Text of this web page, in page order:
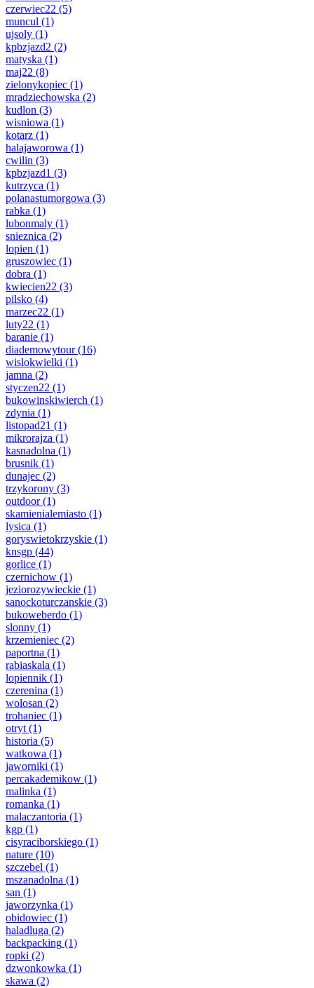
czerwiec22 (5)
muncul (1)
ujsoly (1)
kpbzjazd2 (2)
matyska (1)
maj22 (8)
zielonykopiec (1)
mradziechowska (2)
kudlon (3)
wisniowa (1)
kotarz (1)
halajaworowa (1)
cwilin (3)
kpbzjazd1 (3)
kutrzyca (1)
polanastumorgowa (3)
rabka (1)
lubonmaly (1)
snieznica (2)
lopien (1)
gruszowiec (1)
dobra (1)
kwiecien22 (3)
pilsko (4)
marzec22 (1)
luty22 (1)
baranie (1)
diademowytour(16)
wislokwielki (1)
jamna (2)
styczen22 (1)
bukowinskiwierch (1)
zdynia (1)
listopad21 (1)
mikrorajza (1)
kasnadolna (1)
brusnik (1)
dunajec (2)
trzykorony (3)
outdoor(1)
skamienialemiasto (1)
lysica (1)
goryswietokrzyskie (1)
knsgp (44)
gorlice (1)
czernichow (1)
jeziorozywieckie (1)
sanockoturczanskie (3)
bukoweberdo (1)
slonny (1)
krzemieniec (2)
paportna (1)
rabiaskala (1)
lopiennik (1)
czerenina (1)
wolosan (2)
trohaniec (1)
otryt (1)
historia (5)
watkowa (1)
jaworniki (1)
percakademikow (1)
malinka (1)
romanka (1)
malaczantoria (1)
kgp (1)
cisyraciborskiego (1)
nature (10)
szczebel (1)
mszanadolna (1)
san (1)
jaworzynka (1)
obidowiec (1)
haladluga (2)
backpacking (1)
ropki (2)
dzwonkowka (1)
skawa (2)